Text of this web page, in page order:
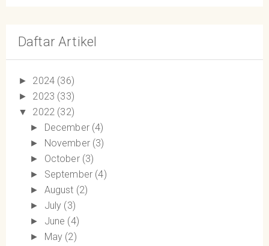
Daftar Artikel
► 2024 (36)
► 2023 (33)
▼ 2022 (32)
► December (4)
► November (3)
► October (3)
► September (4)
► August (2)
► July (3)
► June (4)
► May (2)